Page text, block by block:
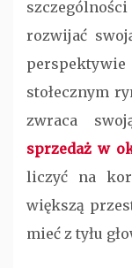
rozwijać
perspektywie
stołecznym
zwraca
sprzedaż w
liczyć na
większą
mieć z tyłu